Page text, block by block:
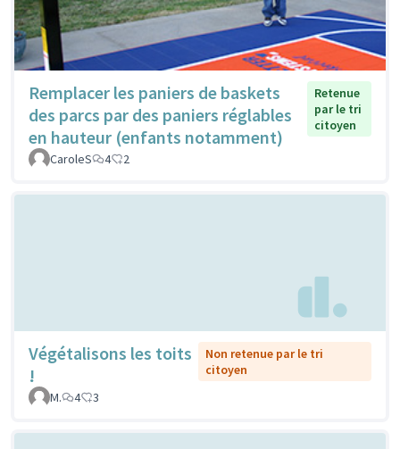
Remplacer les paniers de baskets
des parcs par des paniers réglables
en hauteur (enfants notamment)
Retenue
par le tri
citoyen
CaroleS 4 2
Végétalisons les toits
!
Non retenue par le tri
citoyen
M.
4 3